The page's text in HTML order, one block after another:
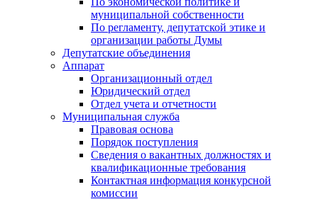
муниципальной собственности
По регламенту, депутатской этике и
организации работы Думы
Депутатские объединения
Аппарат
Организационный отдел
Юридический отдел
Отдел учета и отчетности
Муниципальная служба
Правовая основа
Порядок поступления
Сведения о вакантных должностях и
квалификационные требования
Контактная информация конкурсной
комиссии